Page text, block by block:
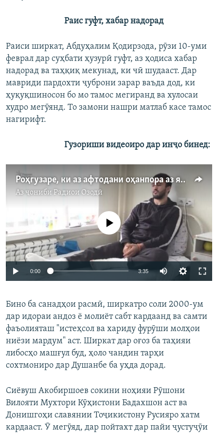
Раис гуфт, хабар надорад
Раиси ширкат, Абдуҳалим Қодирзода, рӯзи 10-уми
феврал дар суҳбати ҳузурӣ гуфт, аз ҳодиса хабар
надорад ва таҳқиқ мекунад, ки чӣ шудааст. Дар
мавриди пардохти ҷуброни зарар ваъда дод, ки
ҳуқуқшиносон бо мо тамос мегиранд ва хулосаи
худро мегӯянд. То замони нашри матлаб касе тамос
нагирифт.
Гузориши видеоиро дар инҷо бинед:
Роҳгузаре, ки аз афтодани оҳанпора аз як сохтмон дар Душанбе захм бардошт, ҷубронпулӣ талаб дорад
Аз ҷониби Радиои Озодӣ
Auto 240p 360p 480p
720p 1080p
Феълан кор намекунад
0:00 3:35
360p
480p
Бино ба санадҳои расмӣ, ширкатро соли 2000-ум
дар идораи андоз ё молиёт сабт кардаанд ва самти
фаъолияташ "истеҳсол ва хариду фурӯши молҳои
ниёзи мардум" аст. Ширкат дар оғоз ба таҳияи
либосҳо машғул буд, ҳоло чандин тарҳи
сохтмониро дар Душанбе ба уҳда дорад.
Сиёвуш Акобиршоев сокини ноҳияи Рӯшони
Вилояти Мухтори Кӯҳистони Бадахшон аст ва
Донишгоҳи славянии Тоҷикистону Русияро хатм
кардааст. Ӯ мегӯяд, дар пойтахт дар пайи ҷустуҷӯи